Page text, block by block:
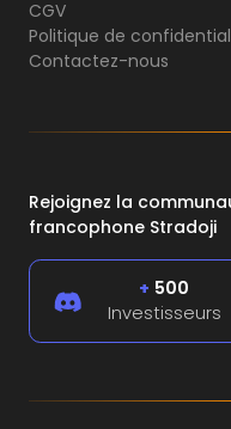
CGV
Politique de
Contactez-nous
Rejoignez la
francophone Stradoji
+ 500
Investisseurs